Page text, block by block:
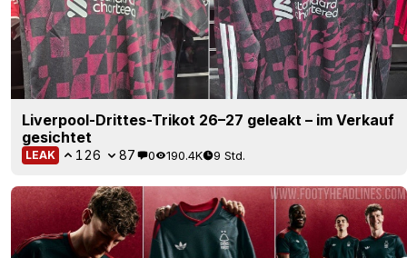
Liverpool-Drittes-Trikot 26–27 geleakt – im Verkauf
gesichtet
LEAK 126 87 0 190.4K 9 Std.